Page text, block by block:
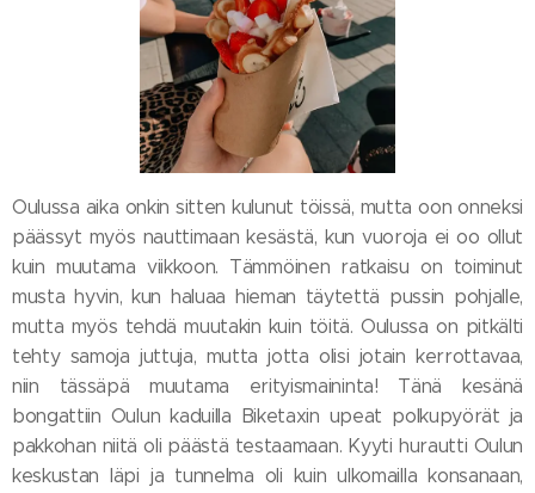
Oulussa aika onkin sitten kulunut töissä, mutta oon onneksi
päässyt myös nauttimaan kesästä, kun vuoroja ei oo ollut
kuin muutama viikkoon. Tämmöinen ratkaisu on toiminut
musta hyvin, kun haluaa hieman täytettä pussin pohjalle,
mutta myös tehdä muutakin kuin töitä. Oulussa on pitkälti
tehty samoja juttuja, mutta jotta olisi jotain kerrottavaa,
niin tässäpä muutama erityismaininta! Tänä kesänä
bongattiin Oulun kaduilla Biketaxin upeat polkupyörät ja
pakkohan niitä oli päästä testaamaan. Kyyti hurautti Oulun
keskustan läpi ja tunnelma oli kuin ulkomailla konsanaan,